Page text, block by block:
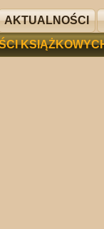
AKTUALNOŚCI